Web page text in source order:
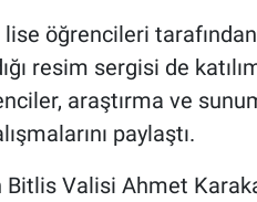
öğrencileri
resim sergisi de
araştırma ve
paylaştı.
Bitlis Valisi Ahmet